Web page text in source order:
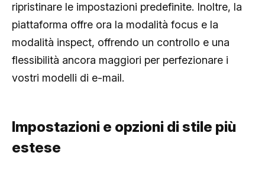
ripristinare le impostazioni predefinite. Inoltre, la
piattaforma offre ora la modalità focus e la
modalità inspect, offrendo un controllo e una
flessibilità ancora maggiori per perfezionare i
vostri modelli di e-mail.
Impostazioni e opzioni di stile più
estese